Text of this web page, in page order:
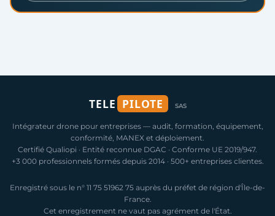
TELE PILOTE SAS
Intégrateur drone pour entreprises — audit, formation, équipement,
conformité, MANEX et déploiement.
Certifié Qualiopi · Entité reconnue DGAC · Conforme UE 2019/947.
+3 000 professionnels formés depuis 2014 · 500+ entreprises clientes.
Enregistré sous le n° 11 75 51962 75 auprès du préfet de région d'Île-de-
France.
Cet enregistrement ne vaut pas agrément de l'État.